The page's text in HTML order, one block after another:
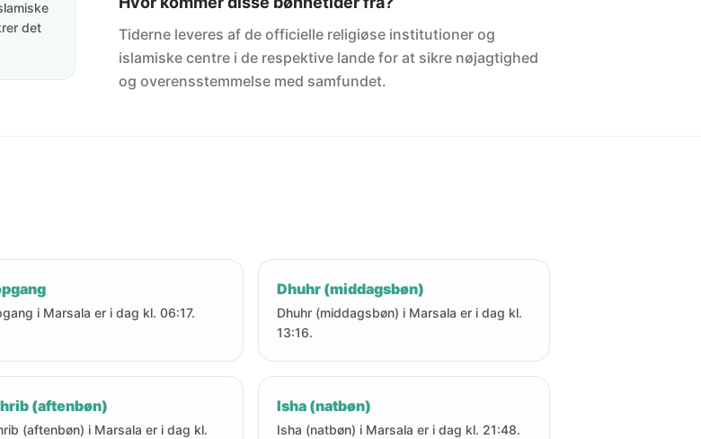
det
Tiderne leveres af de officielle religiøse institutioner og
islamiske centre i de respektive lande for at sikre nøjagtighed
og overensstemmelse med samfundet.
i Marsala er i dag kl. 06:17.
Dhuhr (middagsbøn)
Dhuhr (middagsbøn) i Marsala er i dag kl.
13:16.
(aftenbøn)
(aftenbøn) i Marsala er i dag kl.
Isha (natbøn)
Isha (natbøn) i Marsala er i dag kl. 21:48.